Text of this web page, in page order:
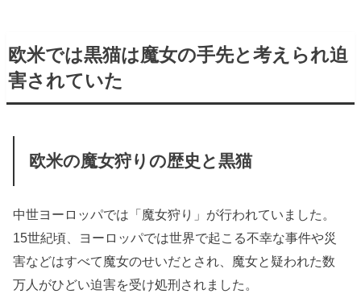
欧米では黒猫は魔女の手先と考えられ迫
害されていた
欧米の魔女狩りの歴史と黒猫
中世ヨーロッパでは「魔女狩り」が行われていました。
15世紀頃、ヨーロッパでは世界で起こる不幸な事件や災
害などはすべて魔女のせいだとされ、魔女と疑われた数
万人がひどい迫害を受け処刑されました。